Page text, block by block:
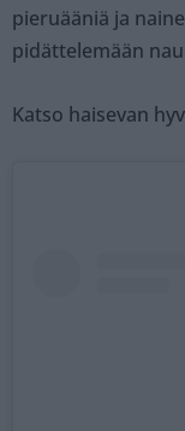
pieruääniä ja
pidättelemään
Katso haisevan